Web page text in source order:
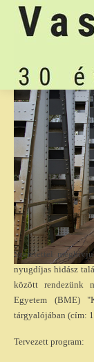
Szeretettel
nyugdíjas hidász
között rendezünk
Egyetem (BME)
tárgyalójában (cím:
Tervezett program: